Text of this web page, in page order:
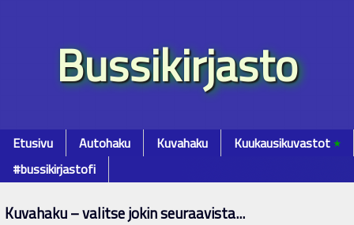
Bussikirjasto
Etusivu Autohaku Kuvahaku Kuukausikuvastot٭
#bussikirjastofi
Kuvahaku – valitse jokin seuraavista...